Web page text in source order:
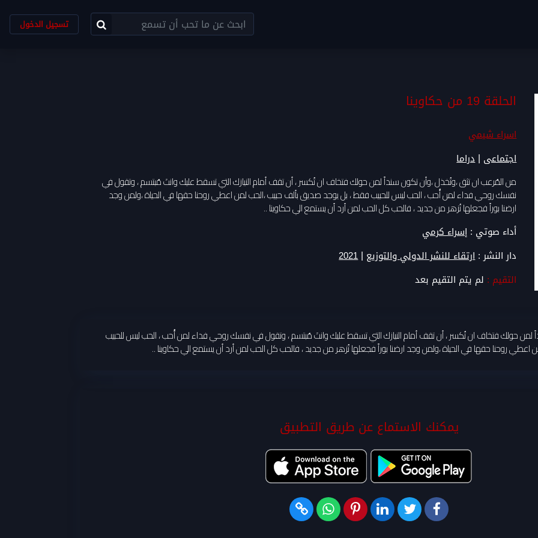
تسجيل الدخول
الحلقة 19 من حكاوينا
اسراء شيمي
اجتماعى |دراما
من المُرعب ان تثق ،وتُخذل ،وأن تكون سنداً لمن حولك فتخاف ان تُكسر ، أن تقف أمام النيازك التي تسقط عليك وانتَ مُبتسم ، وتقول في
نفسك روحي فداء لمن أُحب ، الحب ليس للحبيب فقط ، بل يوجد صديق بألف حبيب ،الحب لمن اعطي روحنا حقها في الحياة ،ولمن وجد
ارضنا بوراً فجعلها تُزهر من جديد ، فالحب كل الحب لمن أرد أن يستمع الي حكاوينا ..
أداء صوتي : إسراء كرمي
دار النشر :ارتقاء للنشر الدولي والتوزيع |
2021
التقيم : لم يتم التقيم بعد
لمن حولك فتخاف ان تُكسر ، أن تقف أمام النيازك التي تسقط عليك وانتَ مُبتسم ، وتقول في نفسك روحي فداء لمن أُحب ، الحب ليس للحبيب
روحنا حقها في الحياة ،ولمن وجد ارضنا بوراً فجعلها تُزهر من جديد ، فالحب كل الحب لمن أرد أن يستمع الي حكاوينا ..
يمكنك الاستماع عن طريق التطبيق